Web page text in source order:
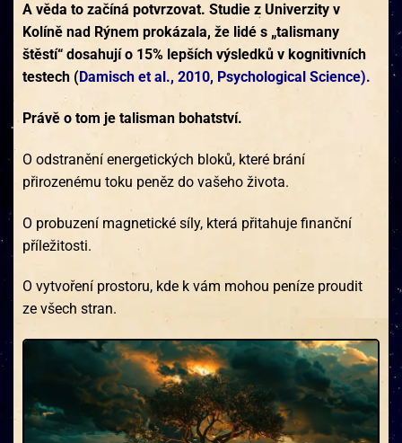
A věda to začíná potvrzovat. Studie z Univerzity v
Kolíně nad Rýnem prokázala, že lidé s „talismany
štěstí“ dosahují o 15% lepších výsledků v kognitivních
testech ( Damisch et al., 2010, Psychological Science).
Právě o tom je talisman bohatství.
O odstranění energetických bloků, které brání
přirozenému toku peněz do vašeho života.
O probuzení magnetické síly, která přitahuje finanční
příležitosti.
O vytvoření prostoru, kde k vám mohou peníze proudit
ze všech stran.